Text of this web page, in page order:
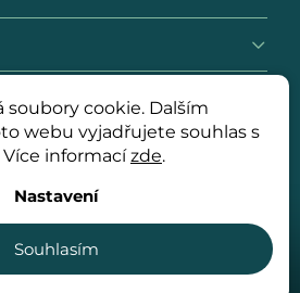
soubory cookie. Dalším
webu vyjadřujete souhlas s
informacízde.
Nastavení
Souhlasím
spol. s r. o.. Všechna práva